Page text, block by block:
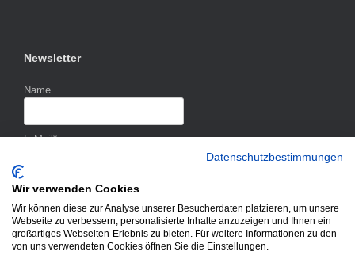
Newsletter
Name
E-Mail*
Datenschutzbestimmungen
Wir verwenden Cookies
Wir können diese zur Analyse unserer Besucherdaten platzieren, um unsere
Webseite zu verbessern, personalisierte Inhalte anzuzeigen und Ihnen ein
großartiges Webseiten-Erlebnis zu bieten. Für weitere Informationen zu den
von uns verwendeten Cookies öffnen Sie die Einstellungen.